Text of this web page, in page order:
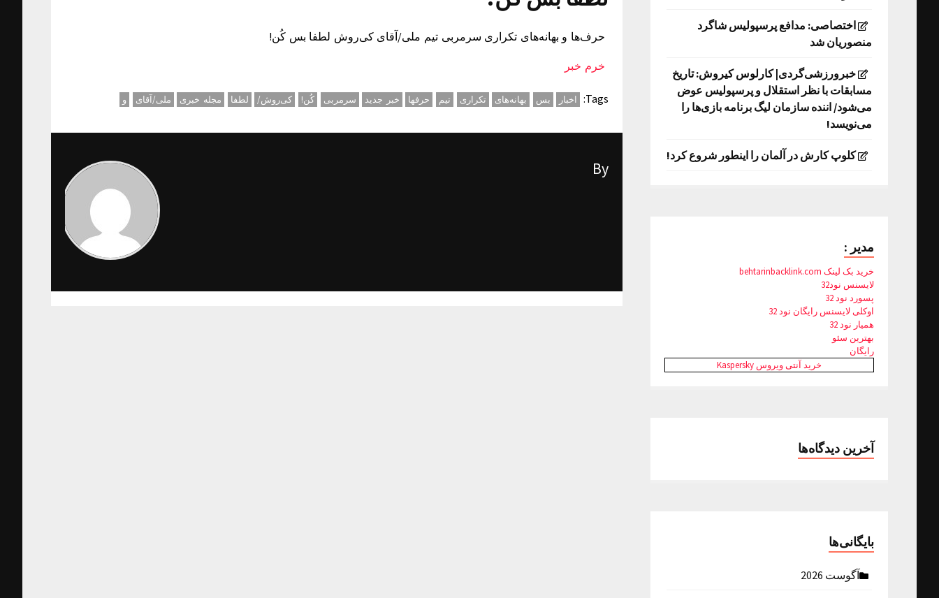
حرف‌ها و بهانه‌های تکراری سرمربی تیم ملی/آقای کی‌روش لطفا بس کُن!
خرم خبر
Tags: اخبار بس بهانه‌های تکراری تیم حرفها خبر جدید سرمربی کُن! کی‌روش/ لطفا مجله خبری ملی/آقای و
By
اختصاصی: مدافع پرسپولیس شاگرد
منصوریان شد
خبرورزشی‌گردی| کارلوس کیروش: تاریخ
مسابقات با نظر استقلال و پرسپولیس عوض
می‌شود/ اننده سازمان لیگ برنامه بازی‌ها را
می‌نویسد!
کلوپ کارش در آلمان را اینطور شروع کرد!
مدیر :
خرید بک لینک behtarinbacklink.com
لایسنس نود32
پسورد نود 32
اوکلی لایسنس رایگان نود 32
همیار نود 32
بهترین سئو
رایگان
خرید آنتی ویروس Kaspersky
آخرین دیدگاه‌ها
بایگانی‌ها
آگوست 2026